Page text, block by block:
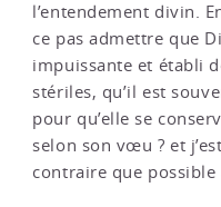
l’entendement divin.
ce pas admettre que
impuissante et établi
stériles, qu’il est
pour qu’elle se
selon son vœu ? et
contraire que possible